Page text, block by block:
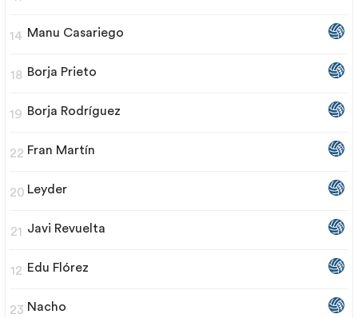
14 Manu Casariego
18 Borja Prieto
19 Borja Rodríguez
22 Fran Martín
20 Leyder
21 Javi Revuelta
12 Edu Flórez
23 Nacho